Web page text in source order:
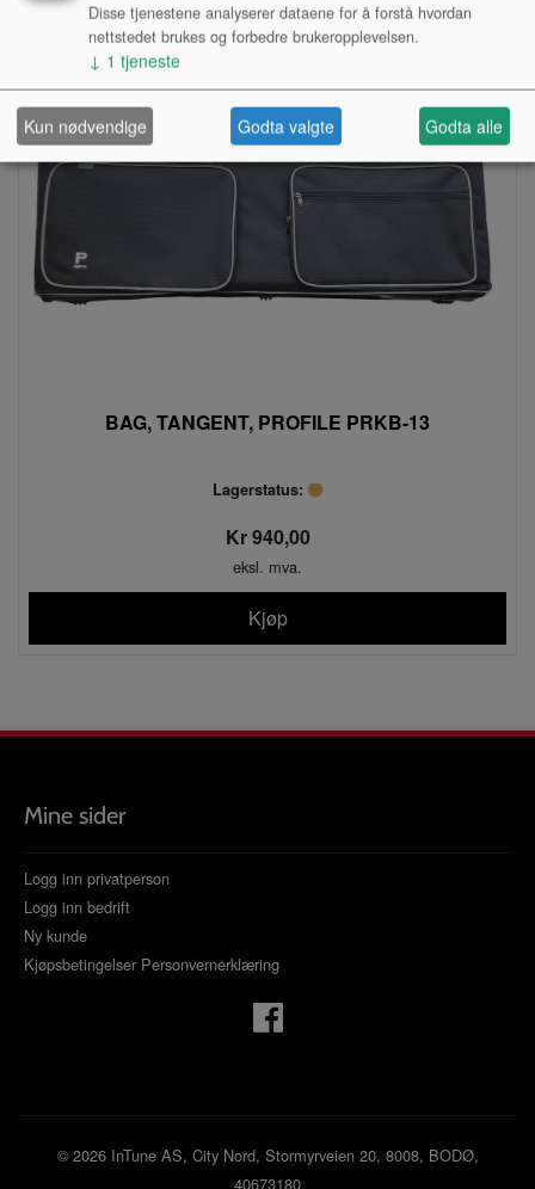
Kjøp
BAG, TANGENT, PROFILE PRKB-13
Lagerstatus:
Kr 940,00
eksl. mva.
Kjøp
Mine sider
Logg inn privatperson
Logg inn bedrift
Ny kunde
Kjøpsbetingelser Personvernerklæring
© 2026 InTune AS, City Nord, Stormyrveien 20, 8008, BODØ,
40673180
Disse tjenestene analyserer dataene for å forstå hvordan
nettstedet brukes og forbedre brukeropplevelsen.
↓ 1 tjeneste
Kun nødvendige Godta valgte Godta alle